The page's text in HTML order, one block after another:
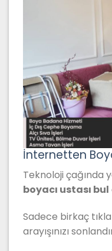
İnternetten
Teknoloji çağında
boyacı ustası bul
Sadece birkaç
arayışınızı